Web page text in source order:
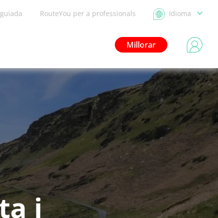
RouteYou per a professionals Idioma
Millorar
i